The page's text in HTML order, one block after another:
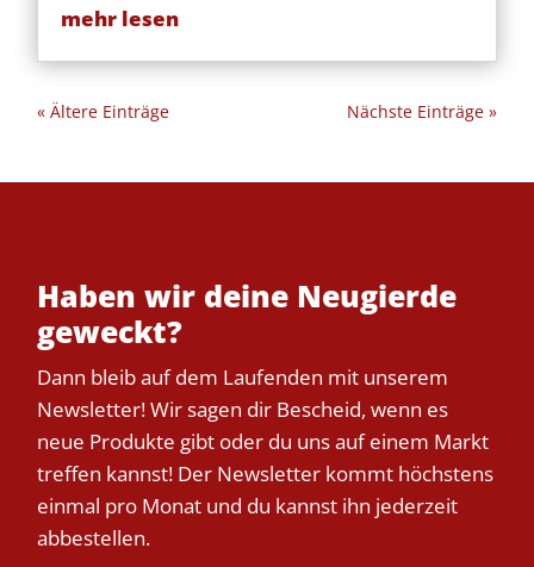
mehr lesen
« Ältere Einträge Nächste Einträge »
Haben wir deine Neugierde
geweckt?
Dann bleib auf dem Laufenden mit unserem
Newsletter! Wir sagen dir Bescheid, wenn es
neue Produkte gibt oder du uns auf einem Markt
treffen kannst! Der Newsletter kommt höchstens
einmal pro Monat und du kannst ihn jederzeit
abbestellen.